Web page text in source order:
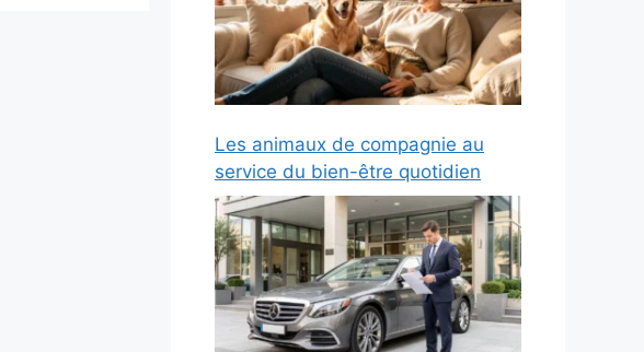
Les animaux de compagnie au
service du bien-être quotidien